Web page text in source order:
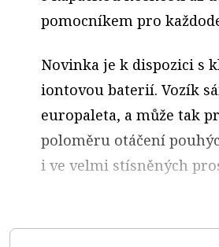
pomocníkem pro
Novinka je k dispozici s
iontovou baterií. Vozík
europaleta, a může tak
poloměru otáčení
i ve velmi stísněných